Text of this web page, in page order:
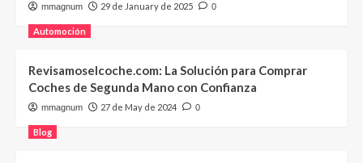
mmagnum 29 de January de 2025 0
Automoción
Revisamoselcoche.com: La Solución para Comprar
Coches de Segunda Mano con Confianza
mmagnum 27 de May de 2024 0
Blog